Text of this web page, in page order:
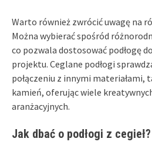
Warto również zwrócić uwagę na
Można wybierać spośród
co pozwala dostosować podłogę
projektu. Ceglane podłogi
połączeniu z innymi materiałami,
kamień, oferując wiele
aranżacyjnych.
Jak dbać o podłogi z cegieł?